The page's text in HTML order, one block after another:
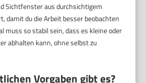
Sichtfenster aus durchsichtigem
damit du die Arbeit besser beobachten
muss so stabil sein, dass es kleine oder
abhalten kann, ohne selbst zu
Vorgaben gibt es?